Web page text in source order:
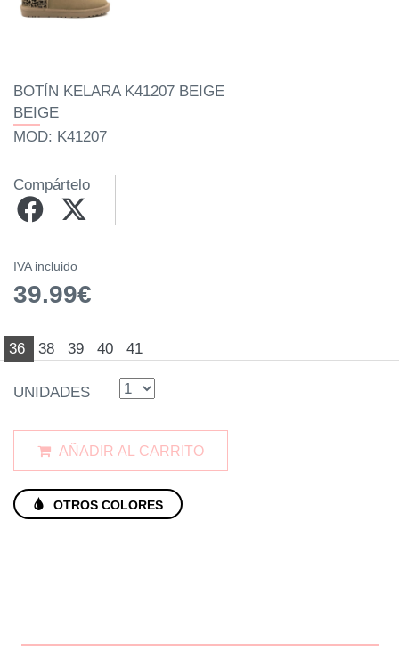
BOTÍN KELARA K41207 BEIGE
BEIGE
MOD: K41207
Compártelo
IVA incluido
39.99€
36 38 39 40 41
UNIDADES
AÑADIR AL CARRITO
OTROS COLORES